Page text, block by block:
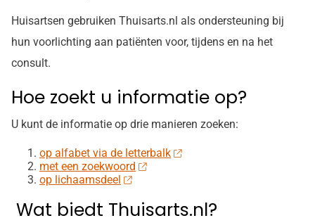
Huisartsen gebruiken Thuisarts.nl als ondersteuning bij
hun voorlichting aan patiënten voor, tijdens en na het
consult.
Hoe zoekt u informatie op?
U kunt de informatie op drie manieren zoeken:
op alfabet via de letterbalk
met een zoekwoord
op lichaamsdeel
Wat biedt Thuisarts.nl?